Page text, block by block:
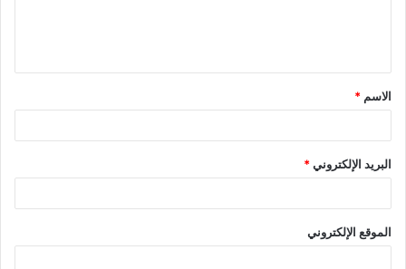
ق
*
الاسم *
البريد الإلكتروني*
الموقع الإلكتروني